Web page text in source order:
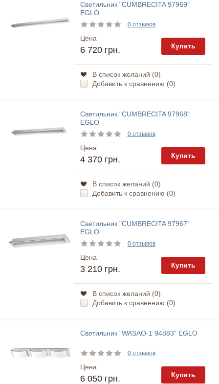
Светильник "CUMBRECITA 97969"
EGLO
0 отзывов
Цена
6 720 грн. Купить
В список желаний (0)
Добавить к сравнению (0)
Светильник "CUMBRECITA 97968"
EGLO
0 отзывов
Цена
4 370 грн. Купить
В список желаний (0)
Добавить к сравнению (0)
Светильник "CUMBRECITA 97967"
EGLO
0 отзывов
Цена
3 210 грн. Купить
В список желаний (0)
Добавить к сравнению (0)
Светильник "WASAO-1 94883" EGLO
0 отзывов
Цена
6 050 грн. Купить